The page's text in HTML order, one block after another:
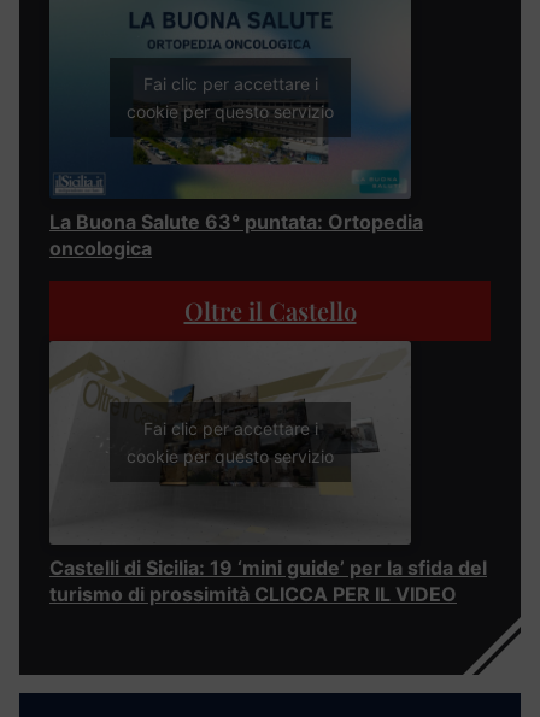
Fai clic per accettare i
cookie per questo servizio
La Buona Salute 63° puntata: Ortopedia
oncologica
Oltre il Castello
Fai clic per accettare i
cookie per questo servizio
Castelli di Sicilia: 19 ‘mini guide’ per la sfida del
turismo di prossimità CLICCA PER IL VIDEO